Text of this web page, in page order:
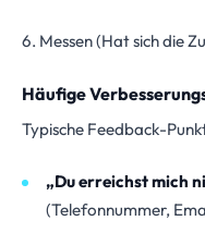
6. Messen (Hat sich die
Häufige
Typische Feedback-
„Du erreichst mich
(Telefonnummer,